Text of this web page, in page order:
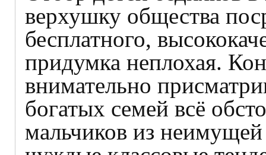
верхушку общества
бесплатного,
придумка неплохая.
внимательно
богатых семей всё
мальчиков из